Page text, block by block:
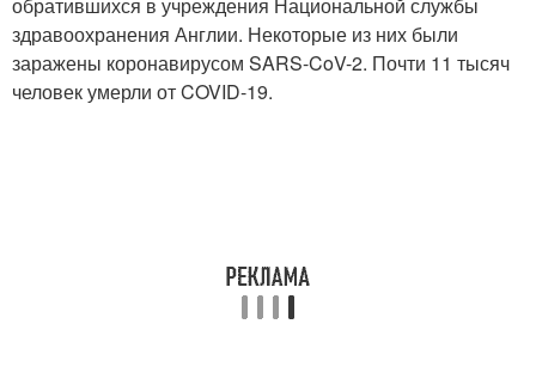
здравоохранения Англии. Некоторые из них были
заражены коронавирусом SARS-CoV-2. Почти 11 тысяч
человек умерли от COVID-19.